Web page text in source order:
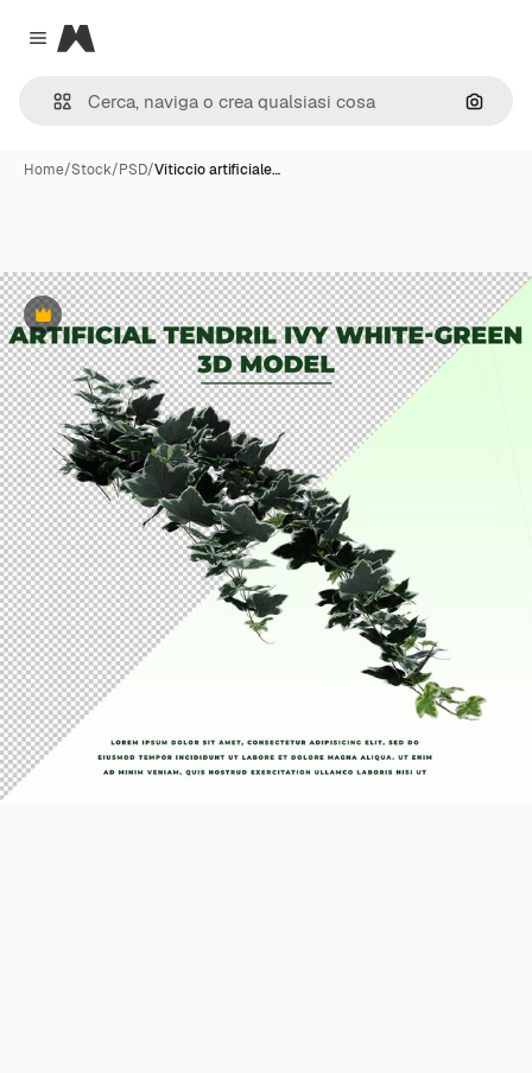
Close menu
Magnific
Cerca
Home/Stock/PSD/Viticcio artificiale…
Premium